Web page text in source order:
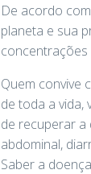
De acordo
planeta e sua
concentrações
Quem convive
de toda a
de recuperar a
abdominal,
Saber a